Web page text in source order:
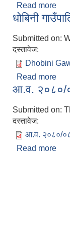
Read more
धोबिनी
Submitted on:
दस्तावेज:
Dhobini
Read more
आ.व. २०८०/
Submitted on:
दस्तावेज:
आ.व. २०८०/
Read more